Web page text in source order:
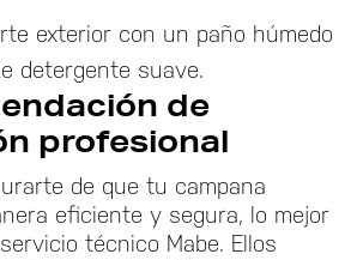
exterior con un paño húmedo
detergente suave.
de
profesional
de que tu campana
eficiente y segura, lo mejor
técnico Mabe. Ellos